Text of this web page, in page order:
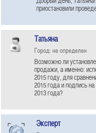
приостановили
Татьяна
Город: не определен
Возможно ли
продажи, а именно:
2015 году, для
2015 года и подпись
2013 года?
Эксперт